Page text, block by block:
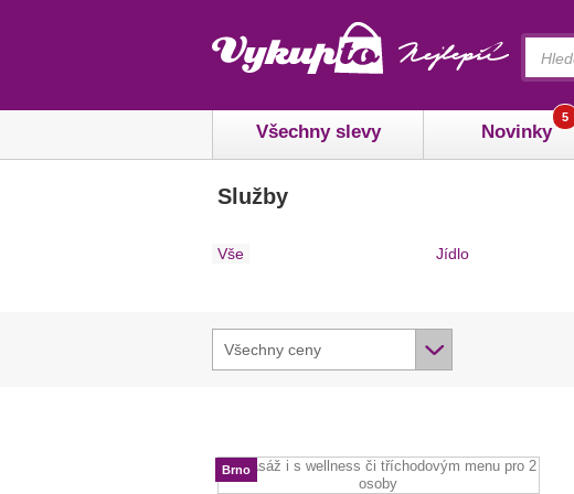
Všechny slevy Novinky
5
Služby
Vše Jídlo
Všechny ceny
Brno